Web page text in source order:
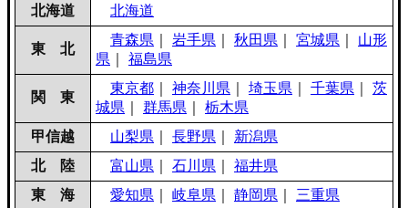
北海道 北海道
東 北
青森県 岩手県 秋田県 宮城県
山形
県
福島県
関 東
東京都 神奈川県 埼玉県 千葉県
茨
城県
群馬県
栃木県
甲信越
山梨県 長野県
新潟県
北 陸
富山県 石川県
福井県
東 海
愛知県 岐阜県 静岡県 三重県